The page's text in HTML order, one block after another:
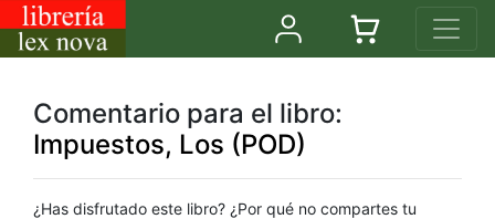
Comentario para el libro:
Impuestos, Los (POD)
¿Has disfrutado este libro? ¿Por qué no compartes tu